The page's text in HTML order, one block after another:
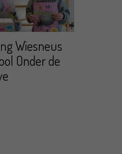
Wiesneus
Onder de